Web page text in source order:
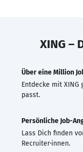
XING –
Über eine Million
Entdecke mit XING
passt.
Persönliche Job-
Lass Dich finden
Recruiter·innen.